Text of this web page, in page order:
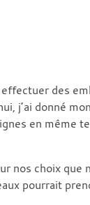
des
j’ai donné
en même
nos choix que
pourrait